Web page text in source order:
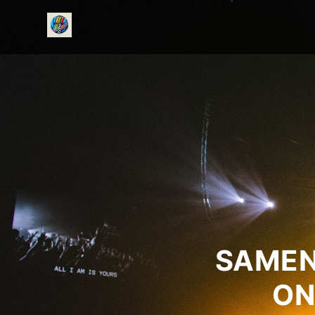
onedirectionfanclub.nl